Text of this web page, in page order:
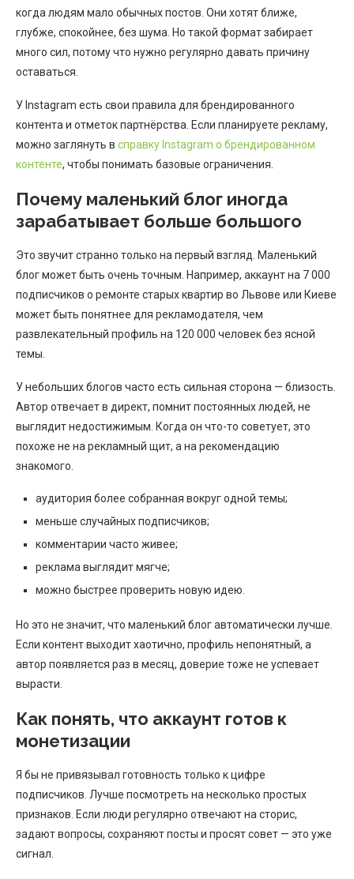
когда людям мало обычных постов. Они хотят ближе,
глубже, спокойнее, без шума. Но такой формат забирает
много сил, потому что нужно регулярно давать причину
оставаться.
У Instagram есть свои правила для брендированного
контента и отметок партнёрства. Если планируете рекламу,
можно заглянуть в справку Instagram о брендированном
контенте, чтобы понимать базовые ограничения.
Почему маленький блог иногда
зарабатывает больше большого
Это звучит странно только на первый взгляд. Маленький
блог может быть очень точным. Например, аккаунт на 7 000
подписчиков о ремонте старых квартир во Львове или Киеве
может быть понятнее для рекламодателя, чем
развлекательный профиль на 120 000 человек без ясной
темы.
У небольших блогов часто есть сильная сторона — близость.
Автор отвечает в директ, помнит постоянных людей, не
выглядит недостижимым. Когда он что-то советует, это
похоже не на рекламный щит, а на рекомендацию
знакомого.
аудитория более собранная вокруг одной темы;
меньше случайных подписчиков;
комментарии часто живее;
реклама выглядит мягче;
можно быстрее проверить новую идею.
Но это не значит, что маленький блог автоматически лучше.
Если контент выходит хаотично, профиль непонятный, а
автор появляется раз в месяц, доверие тоже не успевает
вырасти.
Как понять, что аккаунт готов к
монетизации
Я бы не привязывал готовность только к цифре
подписчиков. Лучше посмотреть на несколько простых
признаков. Если люди регулярно отвечают на сторис,
задают вопросы, сохраняют посты и просят совет — это уже
сигнал.